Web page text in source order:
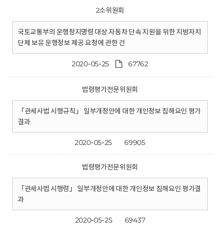
2소위원회
국토교통부의 운행정지명령 대상 자동차 단속 지원을 위한 지방자치
단체 보유 운행정보 제공 요청에 관한 건
2020-05-25 67762
법령평가전문위원회
「관세사법 시행규칙」 일부개정안에 대한 개인정보 침해요인 평가
결과
2020-05-25 69905
법령평가전문위원회
「관세사법 시행령」 일부개정안에 대한 개인정보 침해요인 평가결
과
2020-05-25 69437